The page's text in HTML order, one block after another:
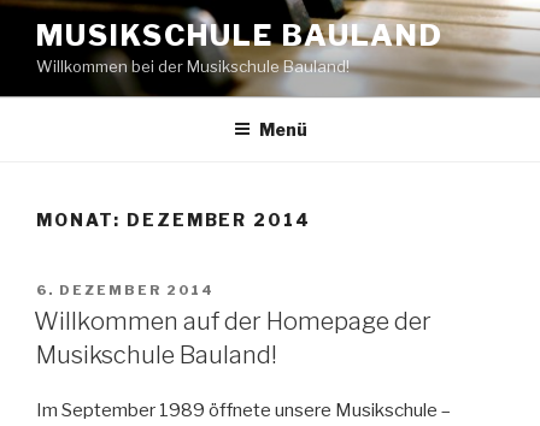
Zum
Inhalt
springen
MUSIKSCHULE BAULAND
Willkommen bei der Musikschule Bauland!
Menü
MONAT: DEZEMBER 2014
VERÖFFENTLICHT
AM
6. DEZEMBER 2014
Willkommen auf der Homepage der
Musikschule Bauland!
Im September 1989 öffnete unsere Musikschule –